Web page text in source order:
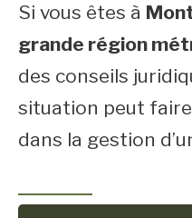
Si vous êtes à
grande région
des conseils
situation peut
dans la gestion